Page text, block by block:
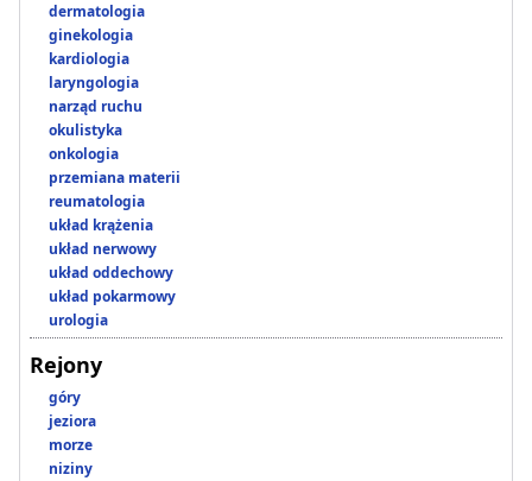
dermatologia
ginekologia
kardiologia
laryngologia
narząd ruchu
okulistyka
onkologia
przemiana materii
reumatologia
układ krążenia
układ nerwowy
układ oddechowy
układ pokarmowy
urologia
Rejony
góry
jeziora
morze
niziny